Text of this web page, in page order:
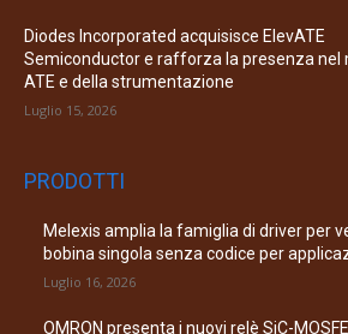
Diodes Incorporated acquisisce ElevATE
Semiconductor e rafforza la presenza nel
ATE e della strumentazione
Luglio 15, 2026
PRODOTTI
Melexis amplia la famiglia di driver per
bobina singola senza codice per
Luglio 16, 2026
OMRON presenta i nuovi relè SiC-